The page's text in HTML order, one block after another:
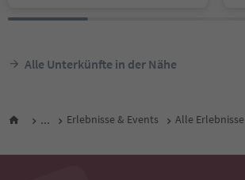
Alle Unterkünfte in der Nähe
... Erlebnisse & Events Alle Erlebnisse